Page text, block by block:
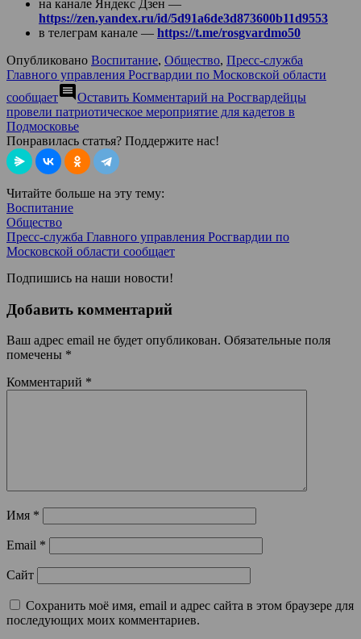
на канале Яндекс Дзен —
https://zen.yandex.ru/id/5d91a6de3d873600b11d9553
в телеграм канале — https://t.me/rosgvardmo50
Опубликовано Воспитание, Общество, Пресс-служба
Главного управления Росгвардии по Московской области
сообщаетcomment Оставить Комментарий на Росгвардейцы
провели патриотическое мероприятие для кадетов в
Подмосковье
Понравилась статья? Поддержите нас!
Читайте больше на эту тему:
Воспитание
Общество
Пресс-служба Главного управления Росгвардии по
Московской области сообщает
Подпишись на наши новости!
Добавить комментарий
Ваш адрес email не будет опубликован. Обязательные поля
помечены *
Комментарий *
Имя *
Email *
Сайт
Сохранить моё имя, email и адрес сайта в этом браузере для
последующих моих комментариев.